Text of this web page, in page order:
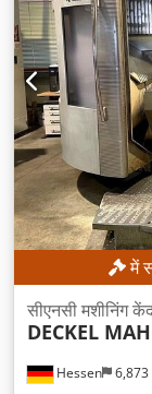
में
Hessen 6,873
सीएनसी मशीनिंग
DECKEL